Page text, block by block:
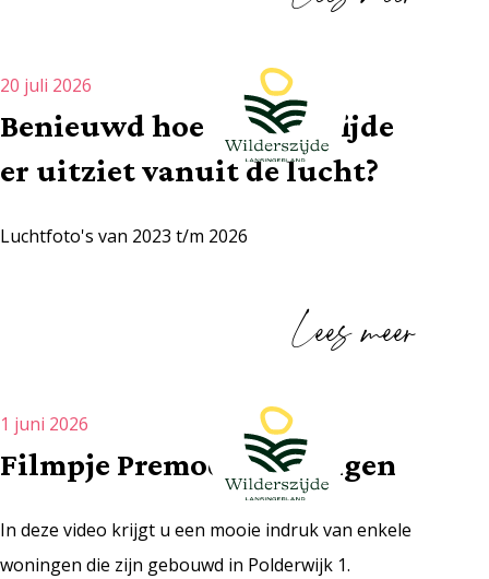
Benieuwd hoe Wilderszijde
er uitziet vanuit de lucht?
20 juli 2026
Luchtfoto's van 2023 t/m 2026
Lees meer
Filmpje Premodo woningen
1 juni 2026
In deze video krijgt u een mooie indruk van enkele
woningen die zijn gebouwd in Polderwijk 1.